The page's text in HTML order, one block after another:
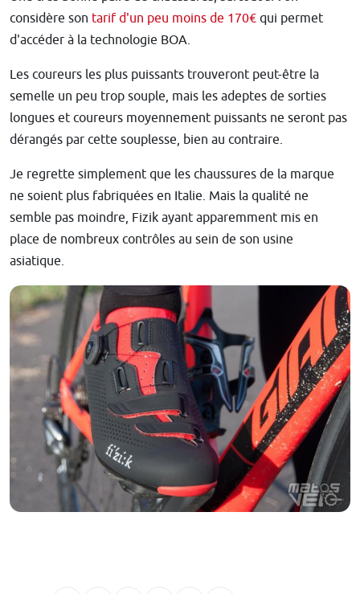
considère son tarif d'un peu moins de 170€ qui permet
d'accéder à la technologie BOA.
Les coureurs les plus puissants trouveront peut-être la
semelle un peu trop souple, mais les adeptes de sorties
longues et coureurs moyennement puissants ne seront pas
dérangés par cette souplesse, bien au contraire.
Je regrette simplement que les chaussures de la marque
ne soient plus fabriquées en Italie. Mais la qualité ne
semble pas moindre, Fizik ayant apparemment mis en
place de nombreux contrôles au sein de son usine
asiatique.